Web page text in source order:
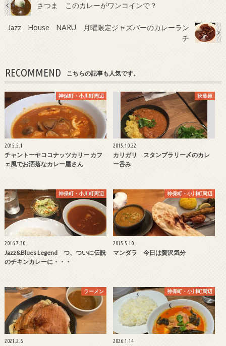
さつま このカレーがワンコインで？
Jazz House NARU 月曜限定ジャズバーのカレーラン
チ
RECOMMEND こちらの記事も人気です。
神保町・小川町周辺
2015.5.1
チャントーヤココナッツカリー カフ
ェ風でお洒落なカレー屋さん
秋葉原
2015.10.22
カリガリ スタンプラリー〆のカレ
ー呑み
神保町・小川町周辺
2016.7.30
Jazz&Blues Legend つ、ついに伝説
のチキンカレーに・・・
神保町・小川町周辺
2015.5.10
マンダラ 今日は贅沢気分
ラーメン
2021.2.6
神保町・小川町周辺
2026.1.14